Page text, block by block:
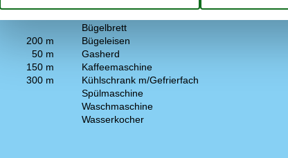
200 m
50 m
150 m
300 m
Bügelbrett
Bügeleisen
Gasherd
Kaffeemaschine
Kühlschrank m/Gefrierfach
Spülmaschine
Waschmaschine
Wasserkocher